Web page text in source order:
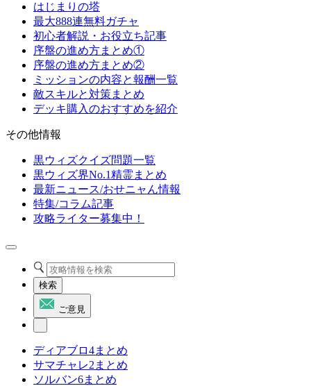
はじまりの塔
最大888連無料ガチャ
初心者解説・お役立ち記事
序盤の進め方まとめ①
序盤の進め方まとめ②
ミッションの内容と報酬一覧
敵スキルと対策まとめ
デッキ購入のおすすめを紹介
その他情報
黒ウィズクイズ問題一覧
黒ウィズ界No.1精霊まとめ
最新ニュース/おせニャん情報
特集/コラム記事
攻略ライター募集中！
検索
ご意見
ディアブロ4まとめ
サマチャレ2まとめ
ソルバン6まとめ